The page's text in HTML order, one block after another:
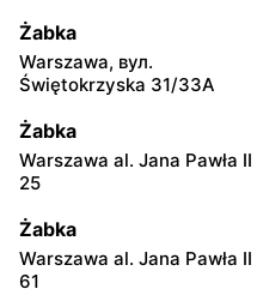
Żabka
Warszawa, вул.
Świętokrzyska 31/33A
Żabka
Warszawa al. Jana Pawła II
25
Żabka
Warszawa al. Jana Pawła II
61